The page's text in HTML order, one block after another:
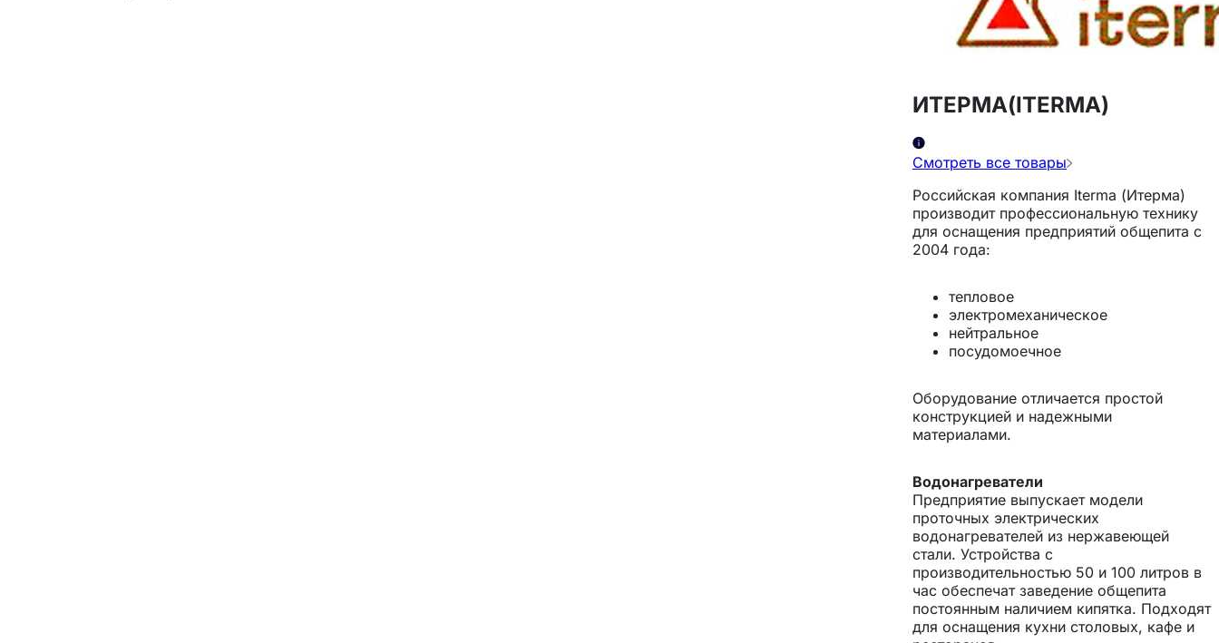
ИТЕРМА(ITERMA)
Смотреть все товары
Российская компания Iterma (Итерма)
производит профессиональную технику
для оснащения предприятий общепита с
2004 года:
тепловое
электромеханическое
нейтральное
посудомоечное
Оборудование отличается простой
конструкцией и надежными
материалами.
Водонагреватели
Предприятие выпускает модели
проточных электрических
водонагревателей из нержавеющей
стали. Устройства с
производительностью 50 и 100 литров в
час обеспечат заведение общепита
постоянным наличием кипятка. Подходят
для оснащения кухни столовых, кафе и